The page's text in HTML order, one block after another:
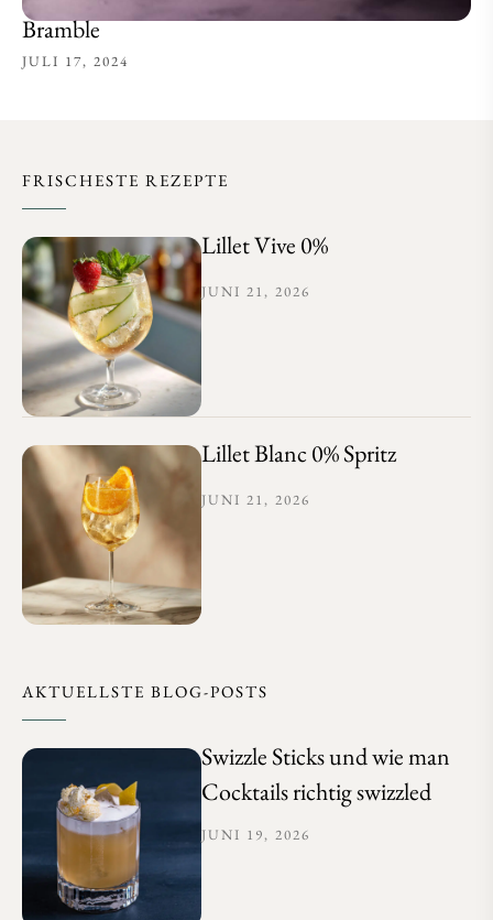
Bramble
JULI 17, 2024
FRISCHESTE REZEPTE
Lillet Vive 0%
JUNI 21, 2026
Lillet Blanc 0% Spritz
JUNI 21, 2026
AKTUELLSTE BLOG-POSTS
Swizzle Sticks und wie man
Cocktails richtig swizzled
JUNI 19, 2026